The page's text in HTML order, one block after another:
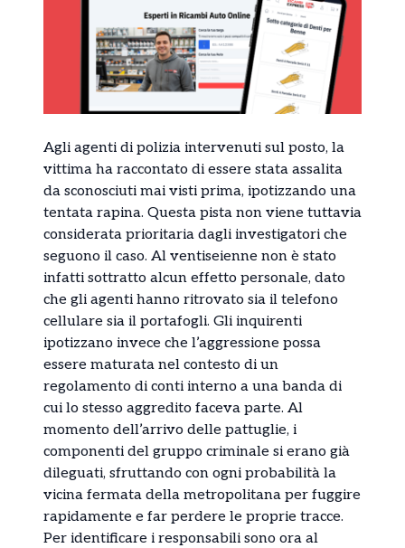
Agli agenti di polizia intervenuti sul posto, la
vittima ha raccontato di essere stata assalita
da sconosciuti mai visti prima, ipotizzando una
tentata rapina. Questa pista non viene tuttavia
considerata prioritaria dagli investigatori che
seguono il caso. Al ventiseienne non è stato
infatti sottratto alcun effetto personale, dato
che gli agenti hanno ritrovato sia il telefono
cellulare sia il portafogli. Gli inquirenti
ipotizzano invece che l’aggressione possa
essere maturata nel contesto di un
regolamento di conti interno a una banda di
cui lo stesso aggredito faceva parte. Al
momento dell’arrivo delle pattuglie, i
componenti del gruppo criminale si erano già
dileguati, sfruttando con ogni probabilità la
vicina fermata della metropolitana per fuggire
rapidamente e far perdere le proprie tracce.
Per identificare i responsabili sono ora al